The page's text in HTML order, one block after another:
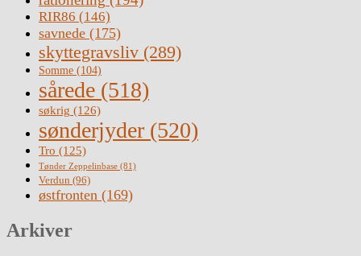
RIR86 (146)
savnede (175)
skyttegravsliv (289)
Somme (104)
sårede (518)
søkrig (126)
sønderjyder (520)
Tro (125)
Tønder Zeppelinbase (81)
Verdun (96)
østfronten (169)
Arkiver